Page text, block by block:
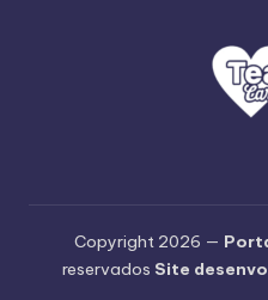
Copyright 2026 —
reservados Site